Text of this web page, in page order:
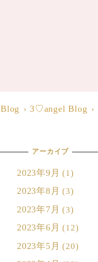
Blog 3♡angel Blog
アーカイブ
2023年9月 (1)
2023年8月 (3)
2023年7月 (3)
2023年6月 (12)
2023年5月 (20)